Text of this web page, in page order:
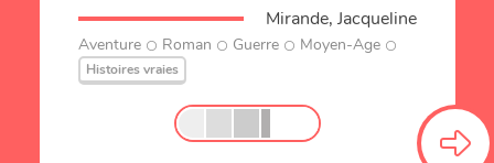
Mirande, Jacqueline
Aventure Roman Guerre Moyen-Age
Histoires vraies